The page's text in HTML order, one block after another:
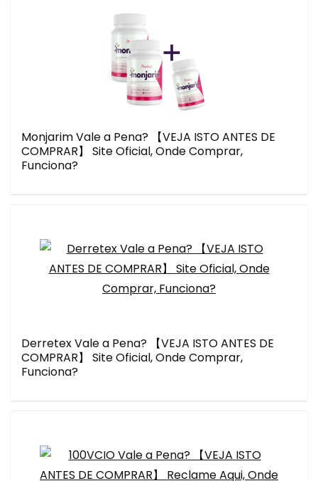
Monjarim Vale a Pena? 【VEJA ISTO ANTES DE
COMPRAR】 Site Oficial, Onde Comprar,
Funciona?
Derretex Vale a Pena? 【VEJA ISTO ANTES DE
COMPRAR】 Site Oficial, Onde Comprar,
Funciona?